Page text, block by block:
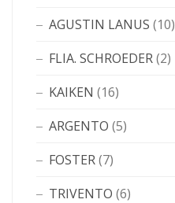
AGUSTIN LANUS (10)
FLIA. SCHROEDER(2)
KAIKEN (16)
ARGENTO (5)
FOSTER(7)
TRIVENTO (6)